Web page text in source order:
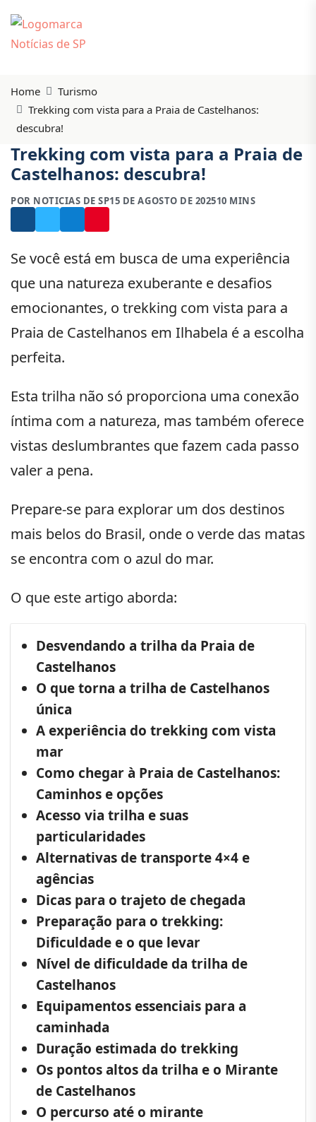
Home
Turismo
Trekking com vista para a Praia de Castelhanos:
descubra!
Trekking com vista para a Praia de
Castelhanos: descubra!
POR NOTICIAS DE SP15 DE AGOSTO DE 202510 MINS
Se você está em busca de uma experiência
que una natureza exuberante e desafios
emocionantes, o trekking com vista para a
Praia de Castelhanos em Ilhabela é a escolha
perfeita.
Esta trilha não só proporciona uma conexão
íntima com a natureza, mas também oferece
vistas deslumbrantes que fazem cada passo
valer a pena.
Prepare-se para explorar um dos destinos
mais belos do Brasil, onde o verde das matas
se encontra com o azul do mar.
O que este artigo aborda:
Desvendando a trilha da Praia de
Castelhanos
O que torna a trilha de Castelhanos
única
A experiência do trekking com vista
mar
Como chegar à Praia de Castelhanos:
Caminhos e opções
Acesso via trilha e suas
particularidades
Alternativas de transporte 4×4 e
agências
Dicas para o trajeto de chegada
Preparação para o trekking:
Dificuldade e o que levar
Nível de dificuldade da trilha de
Castelhanos
Equipamentos essenciais para a
caminhada
Duração estimada do trekking
Os pontos altos da trilha e o Mirante
de Castelhanos
O percurso até o mirante